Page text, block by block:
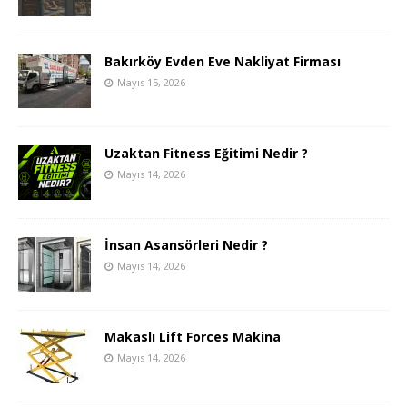
Bakırköy Evden Eve Nakliyat Firması
Mayıs 15, 2026
Uzaktan Fitness Eğitimi Nedir ?
Mayıs 14, 2026
İnsan Asansörleri Nedir ?
Mayıs 14, 2026
Makaslı Lift Forces Makina
Mayıs 14, 2026